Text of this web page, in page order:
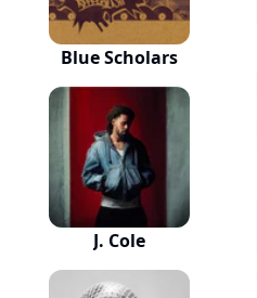
Blue Scholars
J. Cole